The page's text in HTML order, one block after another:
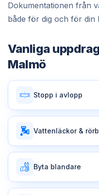
Dokumentationen från
både för dig och för din
Vanliga
Malmö
Stopp i avlopp
Vattenläckor &
Byta blandare